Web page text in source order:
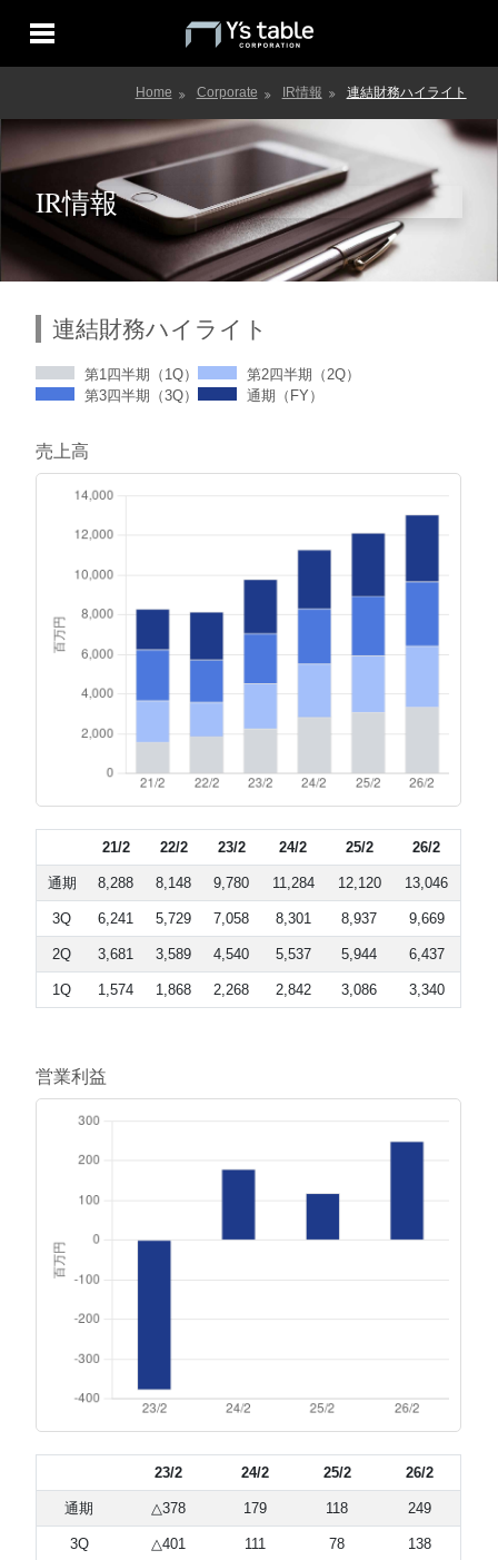
Home Corporate IR情報 連結財務ハイライト
IR情報
連結財務ハイライト
第1四半期（1Q）
第2四半期（2Q）
第3四半期（3Q）
通期（FY）
売上高
21/2 22/2 23/2 24/2 25/2 26/2
通期 8,288 8,148 9,780 11,284 12,120 13,046
3Q 6,241 5,729 7,058 8,301 8,937 9,669
2Q 3,681 3,589 4,540 5,537 5,944 6,437
1Q 1,574 1,868 2,268 2,842 3,086 3,340
営業利益
23/2 24/2 25/2 26/2
通期 △378 179 118 249
3Q △401 111 78 138